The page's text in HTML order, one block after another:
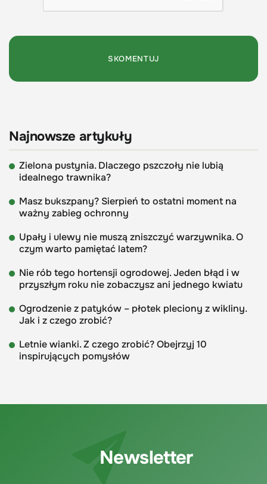
Najnowsze artykuły
Zielona pustynia. Dlaczego pszczoły nie lubią
idealnego trawnika?
Masz bukszpany? Sierpień to ostatni moment na
ważny zabieg ochronny
Upały i ulewy nie muszą zniszczyć warzywnika. O
czym warto pamiętać latem?
Nie rób tego hortensji ogrodowej. Jeden błąd i w
przyszłym roku nie zobaczysz ani jednego kwiatu
Ogrodzenie z patyków – płotek pleciony z wikliny.
Jak i z czego zrobić?
Letnie wianki. Z czego zrobić? Obejrzyj 10
inspirujących pomysłów
Newsletter